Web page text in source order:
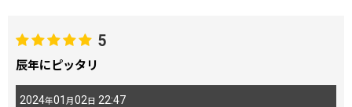
5
辰年にピッタリ
2024年01 月02日 22:47